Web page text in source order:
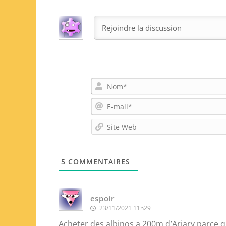
5 COMMENTAIRES
espoir
23/11/2021 11h29